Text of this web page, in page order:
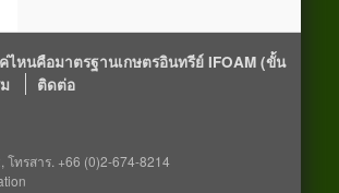
ไหนคือมาตรฐานเกษตรอินทรีย์ IFOAM (ขั้น
ติดต่อ
ทรสาร. +66 (0)2-674-8214